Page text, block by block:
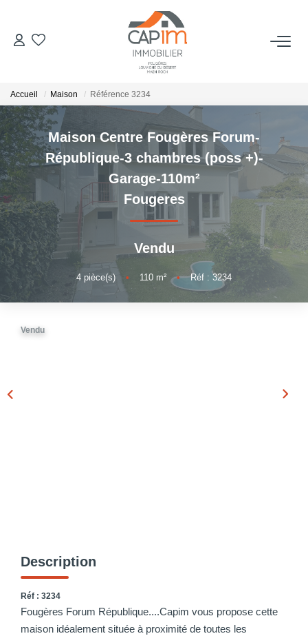
VENTES
ESTIMATION
NOTRE AGENCE
Qui Sommes Nous
Notre Équipe
Nos Actualités
CONTACT
Accueil Maison Référence 3234
Maison Centre Fougères Forum-
République-3 chambres (poss +)-
Garage-110m²
Fougeres
Vendu
4 pièce(s) • 110 m² • Réf : 3234
Vendu
Description
Réf : 3234
Fougères Forum République....Capim vous propose cette
maison idéalement située à proximité de toutes les